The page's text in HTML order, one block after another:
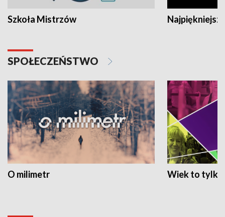
Szkoła Mistrzów
SPOŁECZEŃSTWO
O milimetr Wiek to tylko